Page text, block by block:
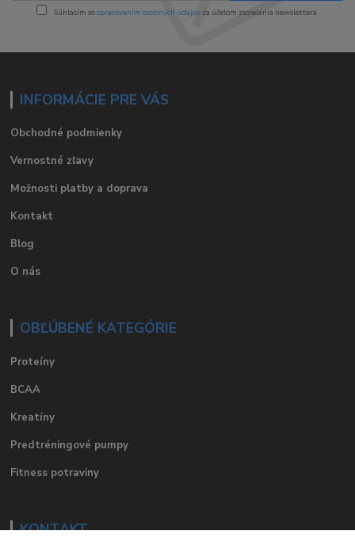
Súhlasím sospracovaním osobných údajov za účelom zasielania newslettera.
INFORMÁCIE PRE VÁS
Obchodné podmienky
Vernostné zľavy
Možnosti platby a doprava
Kontakt
Blog
O nás
OBĽÚBENÉ KATEGÓRIE
Proteíny
BCAA
Kreatíny
Predtréningové pumpy
Fitness potraviny
KONTAKT